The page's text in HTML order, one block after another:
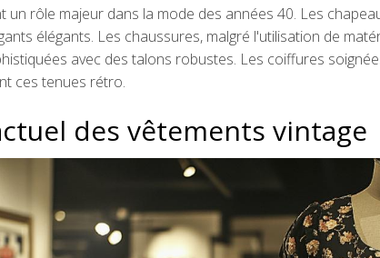
un rôle majeur dans la mode des années 40. Les
élégants. Les chaussures, malgré l'utilisation de
avec des talons robustes. Les coiffures
ces tenues rétro.
des vêtements vintage